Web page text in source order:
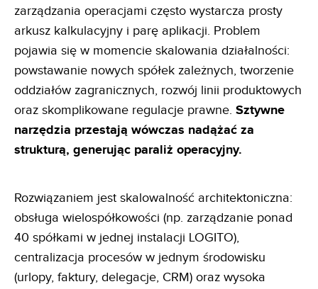
zarządzania operacjami często wystarcza prosty
arkusz kalkulacyjny i parę aplikacji. Problem
pojawia się w momencie skalowania działalności:
powstawanie nowych spółek zależnych, tworzenie
oddziałów zagranicznych, rozwój linii produktowych
oraz skomplikowane regulacje prawne. Sztywne
narzędzia przestają wówczas nadążać za
strukturą, generując paraliż operacyjny.
Rozwiązaniem jest skalowalność architektoniczna:
obsługa wielospółkowości (np. zarządzanie ponad
40 spółkami w jednej instalacji LOGITO),
centralizacja procesów w jednym środowisku
(urlopy, faktury, delegacje, CRM) oraz wysoka